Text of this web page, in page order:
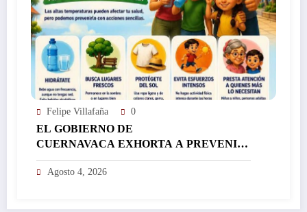
Felipe Villafaña 0
EL GOBIERNO DE
CUERNAVACA EXHORTA A PREVENIR
GOLPES DE CALOR ANTE LAS ALTAS
TEMPERATURAS…
Agosto 4, 2026